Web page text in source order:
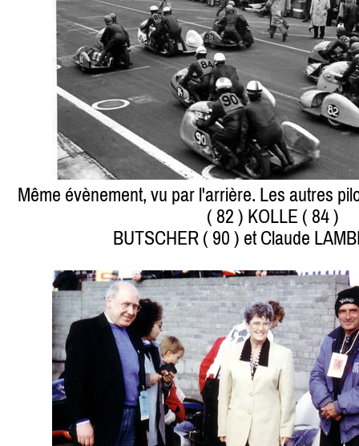
Même évènement, vu par l'arrière. Les autres
( 82 ) KOLLE ( 84 )
BUTSCHER ( 90 ) et Claude